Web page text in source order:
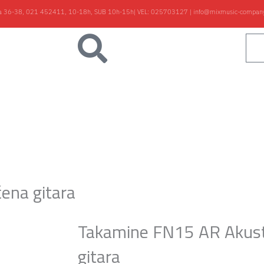
36-38,021 452411, 10-18h, SUB 10h-15h| VEL:025703127 | info@mixmusic-
gitara
Takamine FN15 AR
gitara